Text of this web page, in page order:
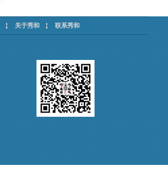
是，在款式和...【详文】
关于秀和 联系秀和